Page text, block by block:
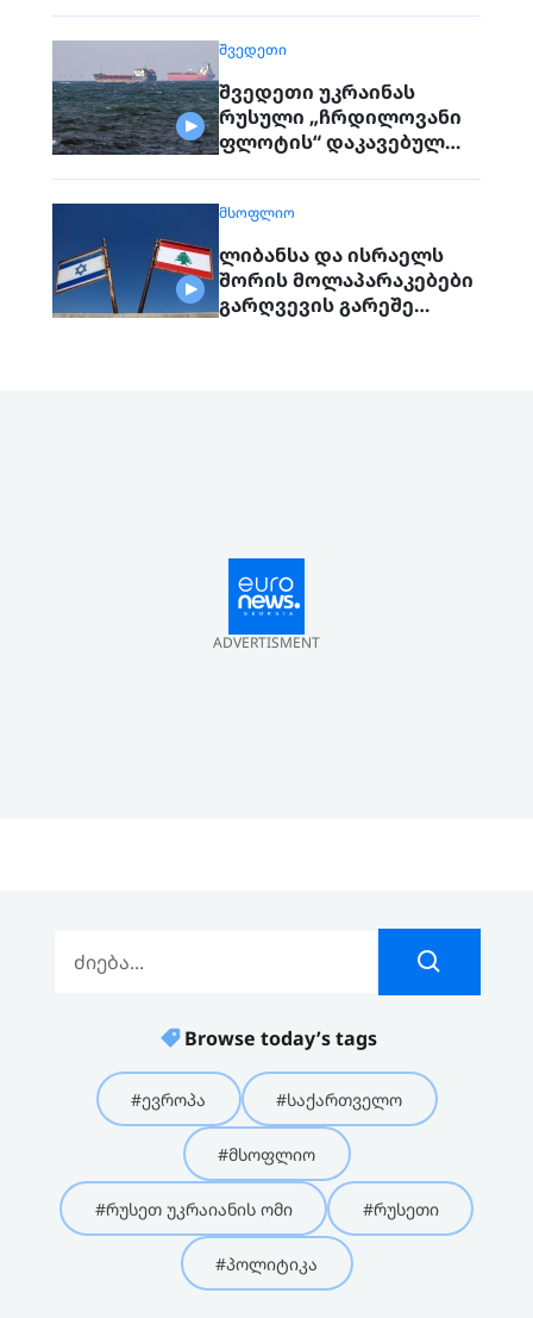
ᲨᲕᲔᲓᲔᲗᲘ
შვედეთი უკრაინას
რუსული „ჩრდილოვანი
ფლოტის“ დაკავებულ
ᲛᲡᲝᲤᲚᲘᲝ
ლიბანსა და ისრაელს
შორის მოლაპარაკებები
გარღვევის გარეშე
ADVERTISMENT
Browse today’s tags
#ევროპა #საქართველო
#მსოფლიო
#რუსეთ უკრაიანის ომი #რუსეთი
#პოლიტიკა